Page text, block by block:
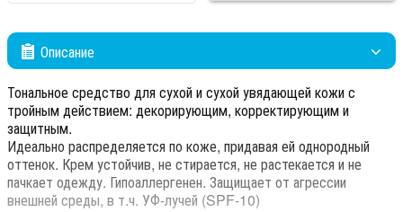
Описание
Тональное средство для сухой и сухой увядающей кожи с
тройным действием: декорирующим, корректирующим и
защитным.
Идеально распределяется по коже, придавая ей однородный
оттенок. Крем устойчив, не стирается, не растекается и не
пачкает одежду. Гипоаллергенен. Защищает от агрессии
внешней среды, в т.ч. УФ-лучей (SPF-10)